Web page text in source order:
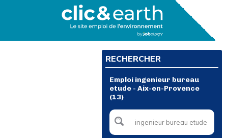
RECHERCHER
Emploi ingenieur bureau
etude - Aix-en-Provence
(13)